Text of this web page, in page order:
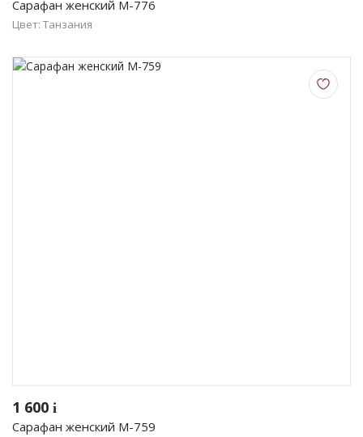
Сарафан женский М-776
Цвет: Танзания
1 600 i
Сарафан женский М-759